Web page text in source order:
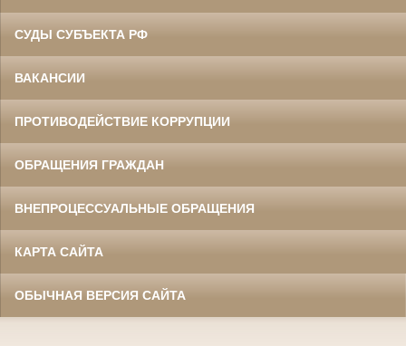
СУДЫ СУБЪЕКТА РФ
ВАКАНСИИ
ПРОТИВОДЕЙСТВИЕ КОРРУПЦИИ
ОБРАЩЕНИЯ ГРАЖДАН
ВНЕПРОЦЕССУАЛЬНЫЕ ОБРАЩЕНИЯ
КАРТА САЙТА
ОБЫЧНАЯ ВЕРСИЯ САЙТА